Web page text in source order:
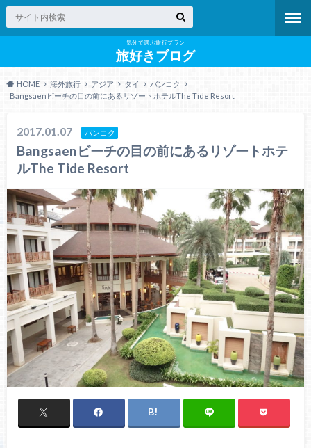
気分で選ぶ旅行プラン
旅好きブログ
HOME 海外旅行 アジア タイ
バンコク
Bangsaenビーチの目の前にあるリゾートホテルThe Tide Resort
2017.01.07 バンコク
Bangsaenビーチの目の前にあるリゾートホテ
ルThe Tide Resort